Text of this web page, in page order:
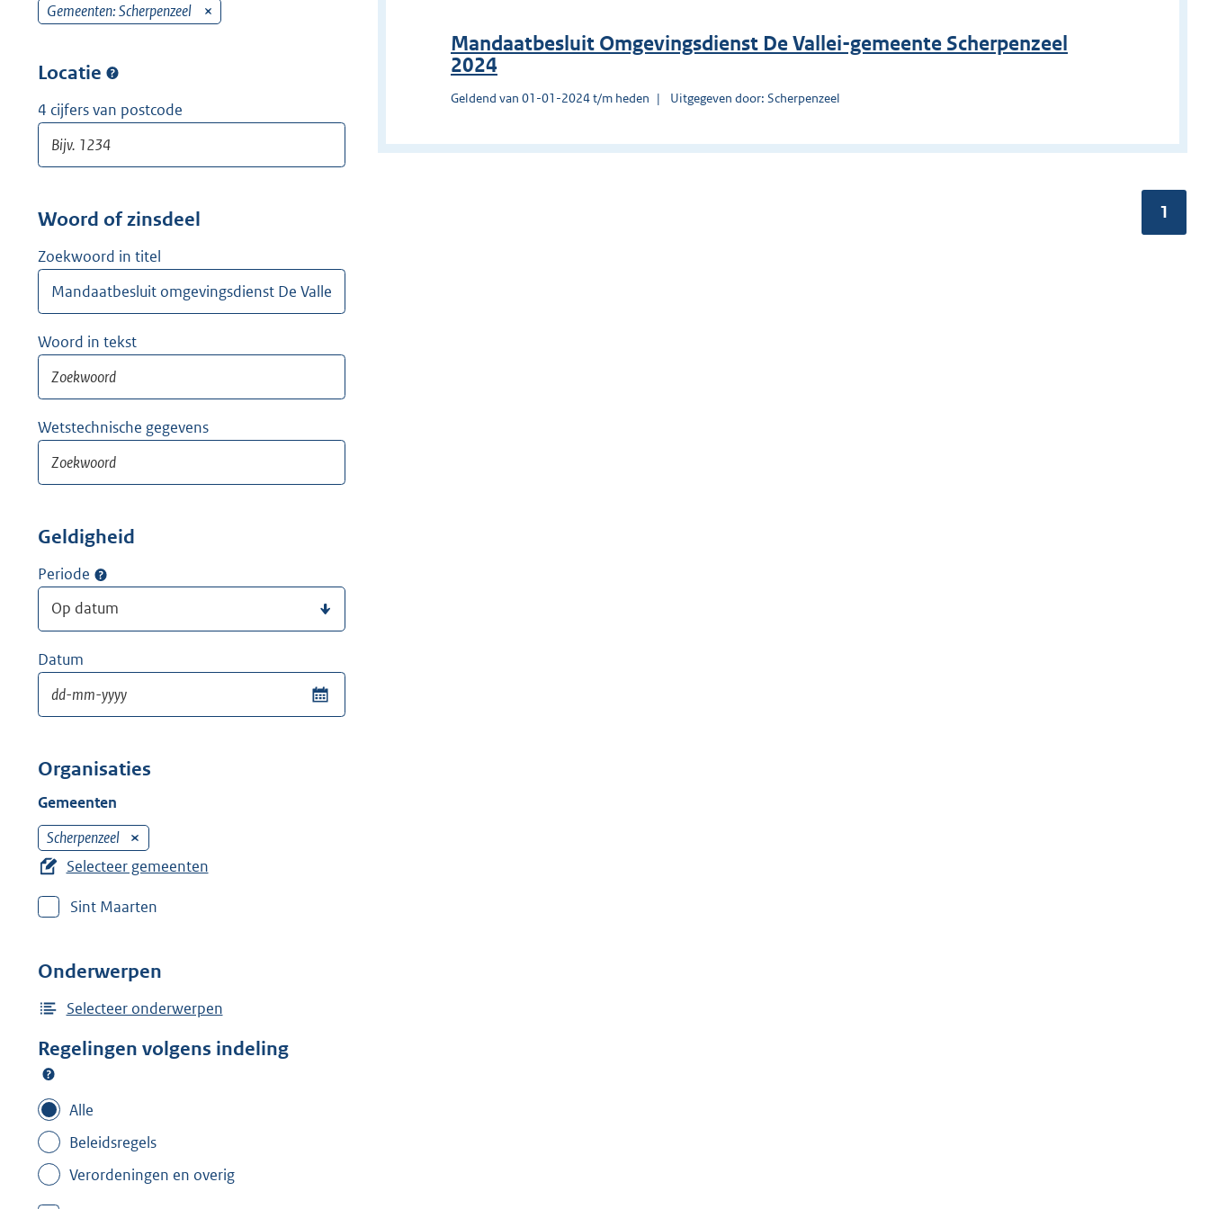
r
Gemeenten: Scherpenzeel
Locatie
4 cijfers van postcode
Woord of zinsdeel
Zoekwoord in titel
Woord in tekst
Wetstechnische gegevens
Geldigheid
Periode
Datum
Organisaties
Gemeenten
Scherpenzeel
e
w
d
e
f
e
r
Selecteer gemeenten
Sint Maarten
Onderwerpen
Selecteer onderwerpen
Regelingen volgens indeling
Alle
Beleidsregels
Verordeningen en overig
Mandaatbesluit Omgevingsdienst De Vallei-gemeente Scherpenzeel
2024
Geldend van 01-01-2024 t/m heden Uitgegeven door: Scherpenzeel
1